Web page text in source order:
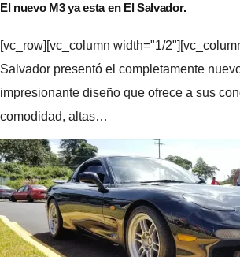
El nuevo M3 ya esta en El Salvador.
[vc_row][vc_column width="1/
Salvador presentó el completamente
impresionante diseño que ofrece a sus
comodidad, altas…